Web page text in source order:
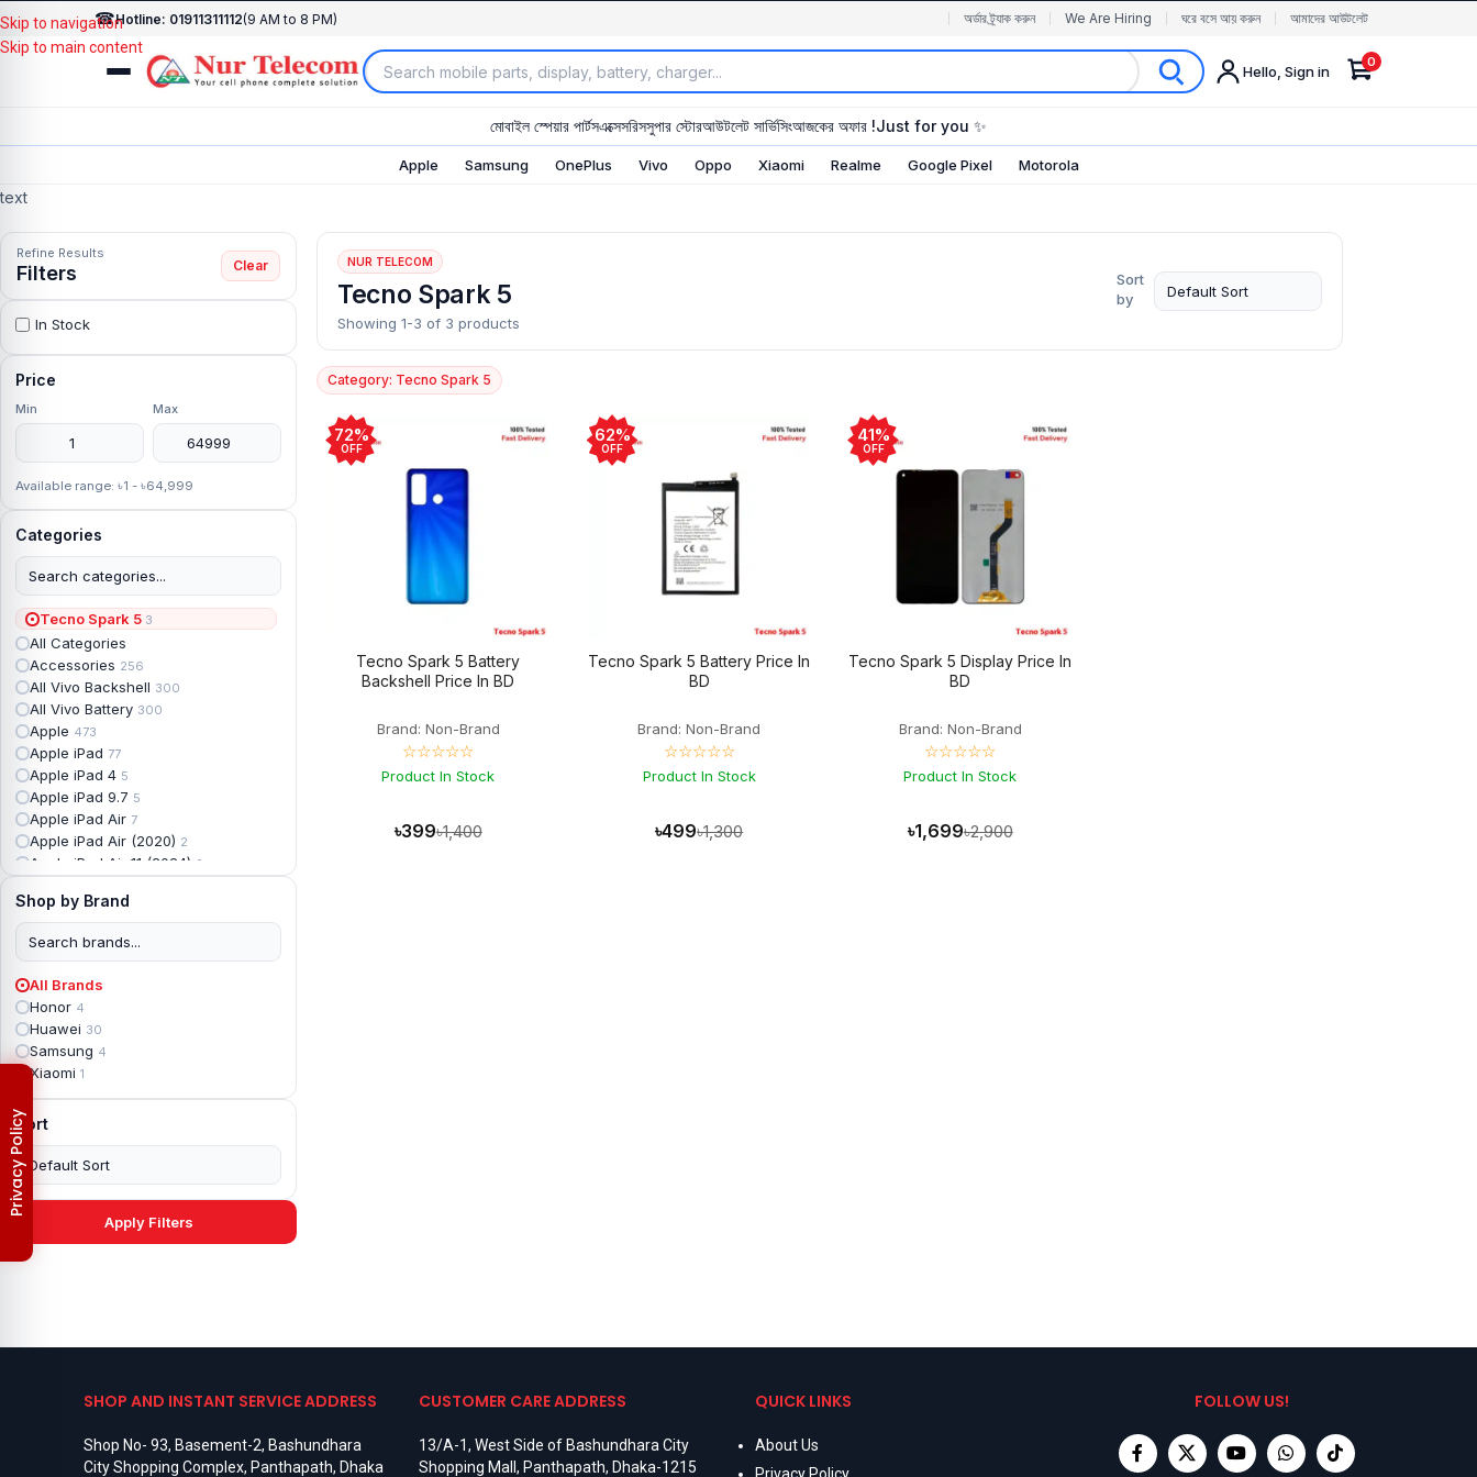
☎Hotline: 01911311112(9 AM to 8 PM) অর্ডার ট্র্যাক করুন We Are Hiring ঘরে বসে আয় করুন আমাদের আউটলেট
Hello, Sign in
0
মোবাইল স্পেয়ার পার্টসএক্সেসরিসসুপার স্টোরআউটলেট সার্ভিসিংআজকের অফার !Just for you ✨
Apple Samsung OnePlus Vivo Oppo Xiaomi Realme Google Pixel Motorola
Skip to navigation
Skip to main content
text
Refine Results
Filters Clear
In Stock
Price
Min Max
Available range: ৳1 - ৳64,999
Categories
Tecno Spark 5 3
All Categories
Accessories 256
All Vivo Backshell 300
All Vivo Battery 300
Apple 473
Apple iPad 77
Apple iPad 4 5
Apple iPad 9.7 5
Apple iPad Air 7
Apple iPad Air (2020) 2
Apple iPad Air 11 (2024) 2
Apple iPad Backshell
Apple iPad Battery
Apple iPad Display
Apple iPad mini 2
Apple iPad Mini 3
Apple iPad mini 4
Apple iPad Pro 10.5
Apple iPad Pro 11
Apple iPad Pro 12.96
Apple iPad Pro 12.9 2nd Gen
Apple iPad Pro 9.7 (2016)6
Apple iPad Pro 9.7 (2018)
4
Asus ROG Phone 2
Asus ROG Phone 3
Asus ROG Phone 5s Pro3
Asus Rog Phone 7
Asus ROG Phone 8 3
Shop by Brand
All Brands
Honor 4
Huawei 30
Samsung 4
Xiaomi 1
Sort
Apply Filters
NUR TELECOM
Tecno Spark 5
Showing 1-3 of 3 products
Sort
by
Category: Tecno Spark 5
72%
OFF
Tecno Spark 5 Battery
Backshell Price In BD
Brand: Non-Brand
☆☆☆☆☆
Product In Stock
৳399৳1,400
62%
OFF
Tecno Spark 5 Battery Price In
BD
Brand: Non-Brand
☆☆☆☆☆
Product In Stock
৳499৳1,300
41%
OFF
Tecno Spark 5 Display Price In
BD
Brand: Non-Brand
☆☆☆☆☆
Product In Stock
৳1,699৳2,900
SHOP AND INSTANT SERVICE ADDRESS
Shop No- 93, Basement-2, Bashundhara
City Shopping Complex, Panthapath, Dhaka
CUSTOMER CARE ADDRESS
13/A-1, West Side of Bashundhara City
Shopping Mall, Panthapath, Dhaka-1215
QUICK LINKS
About Us
FOLLOW US!
Privacy Policy